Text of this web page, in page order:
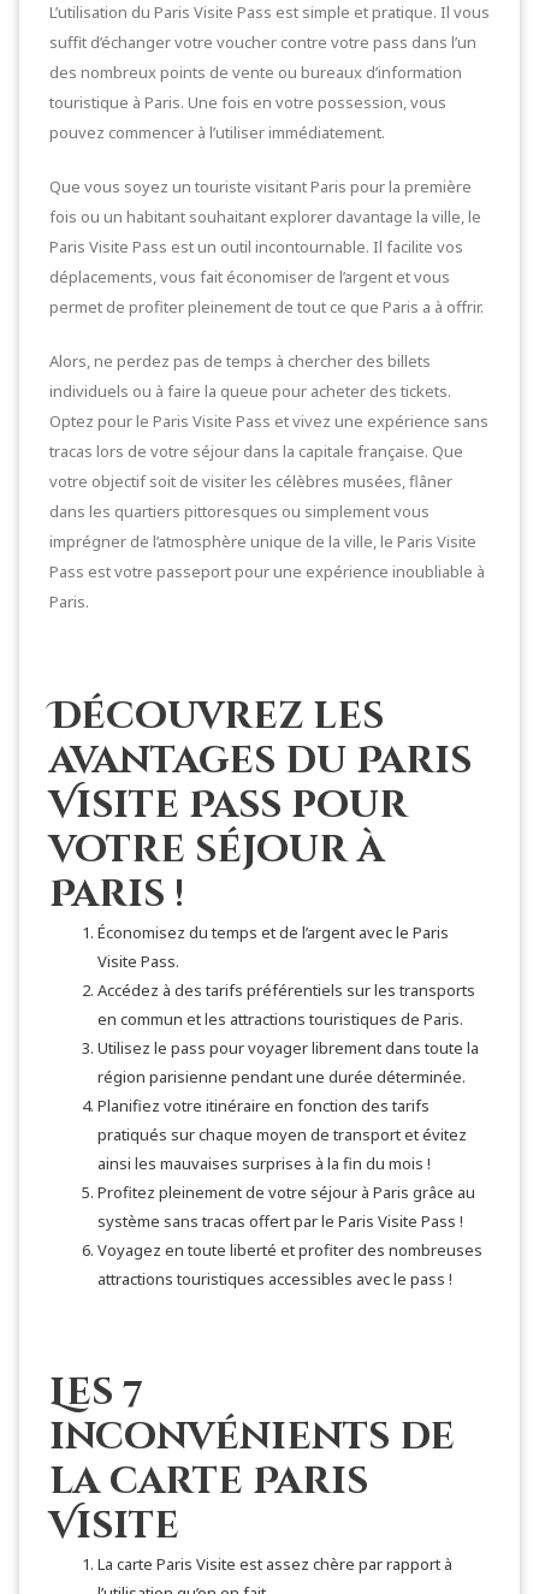
L’utilisation du Paris Visite Pass est simple et pratique. Il vous
suffit d’échanger votre voucher contre votre pass dans l’un
des nombreux points de vente ou bureaux d’information
touristique à Paris. Une fois en votre possession, vous
pouvez commencer à l’utiliser immédiatement.
Que vous soyez un touriste visitant Paris pour la première
fois ou un habitant souhaitant explorer davantage la ville, le
Paris Visite Pass est un outil incontournable. Il facilite vos
déplacements, vous fait économiser de l’argent et vous
permet de profiter pleinement de tout ce que Paris a à offrir.
Alors, ne perdez pas de temps à chercher des billets
individuels ou à faire la queue pour acheter des tickets.
Optez pour le Paris Visite Pass et vivez une expérience sans
tracas lors de votre séjour dans la capitale française. Que
votre objectif soit de visiter les célèbres musées, flâner
dans les quartiers pittoresques ou simplement vous
imprégner de l’atmosphère unique de la ville, le Paris Visite
Pass est votre passeport pour une expérience inoubliable à
Paris.
Découvrez les
avantages du Paris
Visite Pass pour
votre séjour à
Paris !
Économisez du temps et de l’argent avec le Paris
Visite Pass.
Accédez à des tarifs préférentiels sur les transports
en commun et les attractions touristiques de Paris.
Utilisez le pass pour voyager librement dans toute la
région parisienne pendant une durée déterminée.
Planifiez votre itinéraire en fonction des tarifs
pratiqués sur chaque moyen de transport et évitez
ainsi les mauvaises surprises à la fin du mois !
Profitez pleinement de votre séjour à Paris grâce au
système sans tracas offert par le Paris Visite Pass !
Voyagez en toute liberté et profiter des nombreuses
attractions touristiques accessibles avec le pass !
Les 7
inconvénients de
la carte Paris
Visite
La carte Paris Visite est assez chère par rapport à